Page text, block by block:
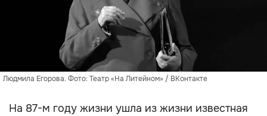
Людмила Егорова. Фото: Театр «На Литейном» / ВКонтакте
На 87-м году жизни ушла из жизни известная